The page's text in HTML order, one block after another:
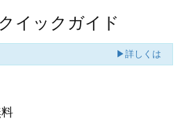
イックガイド
▶詳しくは